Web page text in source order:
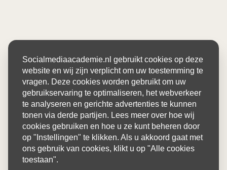
Socialmediaacademie.nl gebruikt cookies op deze
website en wij zijn verplicht om uw toestemming te
vragen. Deze cookies worden gebruikt om uw
gebruikservaring te optimaliseren, het webverkeer
te analyseren en gerichte advertenties te kunnen
tonen via derde partijen. Lees meer over hoe wij
cookies gebruiken en hoe u ze kunt beheren door
op "Instellingen" te klikken. Als u akkoord gaat met
ons gebruik van cookies, klikt u op "Alle cookies
toestaan".